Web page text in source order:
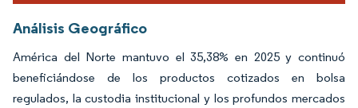
Análisis Geográfico
América del Norte mantuvo el 35,38% en 2025 y continuó
beneficiándose de los productos cotizados en bolsa
regulados, la custodia institucional y los profundos mercados